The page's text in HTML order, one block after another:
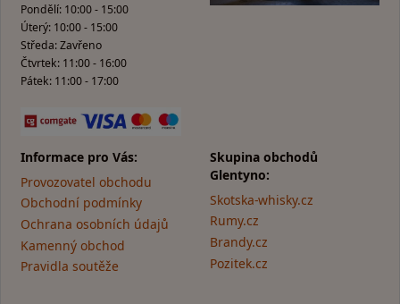
Informace pro Vás:
Provozovatel obchodu
Obchodní podmínky
Ochrana osobních údajů
Kamenný obchod
Pravidla soutěže
Skupina obchodů
Glentyno:
Skotska-whisky.cz
Rumy.cz
Brandy.cz
Pozitek.cz
Pondělí: 10:00 - 15:00
Úterý: 10:00 - 15:00
Středa: Zavřeno
Čtvrtek: 11:00 - 16:00
Pátek: 11:00 - 17:00